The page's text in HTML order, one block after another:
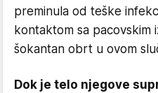
preminula od teške
kontaktom sa pacovskim
šokantan obrt u ovom
Dok je telo njegove